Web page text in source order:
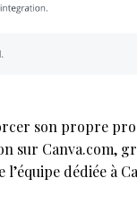
son propre
sur Canva.com,
dédiée à